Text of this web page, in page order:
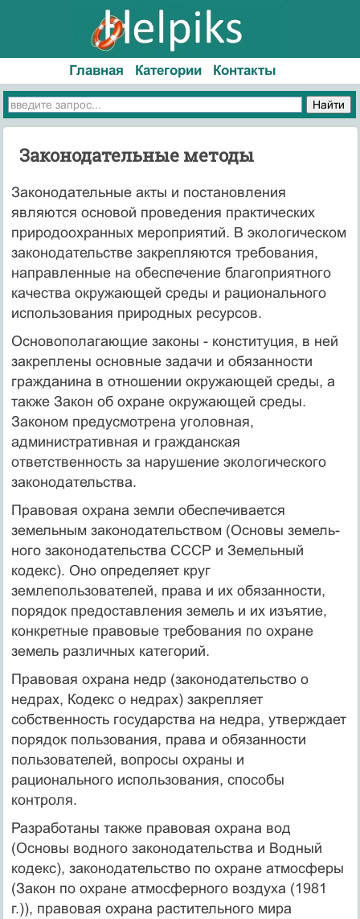
Главная Категории Контакты
Законодательные методы
Законодательные акты и постановления
являются основой проведения практических
природоохранных мероприятий. В экологическом
законодательстве закрепляются тре­бования,
направленные на обеспечение благоприятного
качества окружающей среды и рационального
использования природных ресурсов.
Основополагающие законы - конституция, в ней
закреплены основные задачи и обязан­ности
гражданина в отношении окружающей среды, а
также Закон об охране окружающей среды.
Законом предусмотрена уголовная,
административная и граждан­ская
ответственность за нарушение экологического
законодательства.
Правовая охрана земли обеспечивается
земельным законодательством (Основы земель­
ного законодательства СССР и Земельный
кодекс). Оно определяет круг
землепользователей, права и их обязанности,
по­рядок предоставления земель и их изъятие,
конкретные правовые требования по охране
земель различных категорий.
Правовая охрана недр (законодательство о
недрах, Кодекс о недрах) закрепляет
собственность государства на недра, утверждает
порядок пользования, права и обязанности
пользователей, вопросы охраны и
рационального использования, способы
контроля.
Разработаны также правовая охрана вод
(Основы водного законодательства и Водный
кодекс), законодательство по охране атмосферы
(Закон по охране атмосферного воздуха (1981
г.)), правовая охрана растительного мира